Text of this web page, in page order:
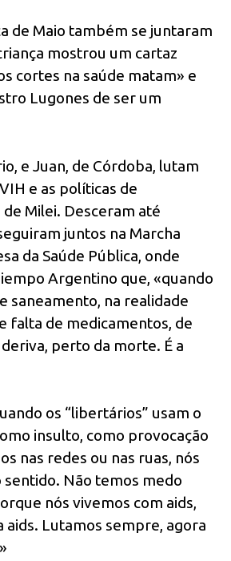
de Maio também se juntaram
mostrou um cartaz
cortes na saúde matam» e
Lugones de ser um
e Juan, de Córdoba, lutam
e as políticas de
Milei. Desceram até
juntos na Marcha
da Saúde Pública, onde
Argentino que, «quando
saneamento, na realidade
falta de medicamentos, de
perto da morte. É a
os “libertários” usam o
insulto, como provocação
nas redes ou nas ruas, nós
Não temos medo
nós vivemos com aids,
aids. Lutamos sempre, agora